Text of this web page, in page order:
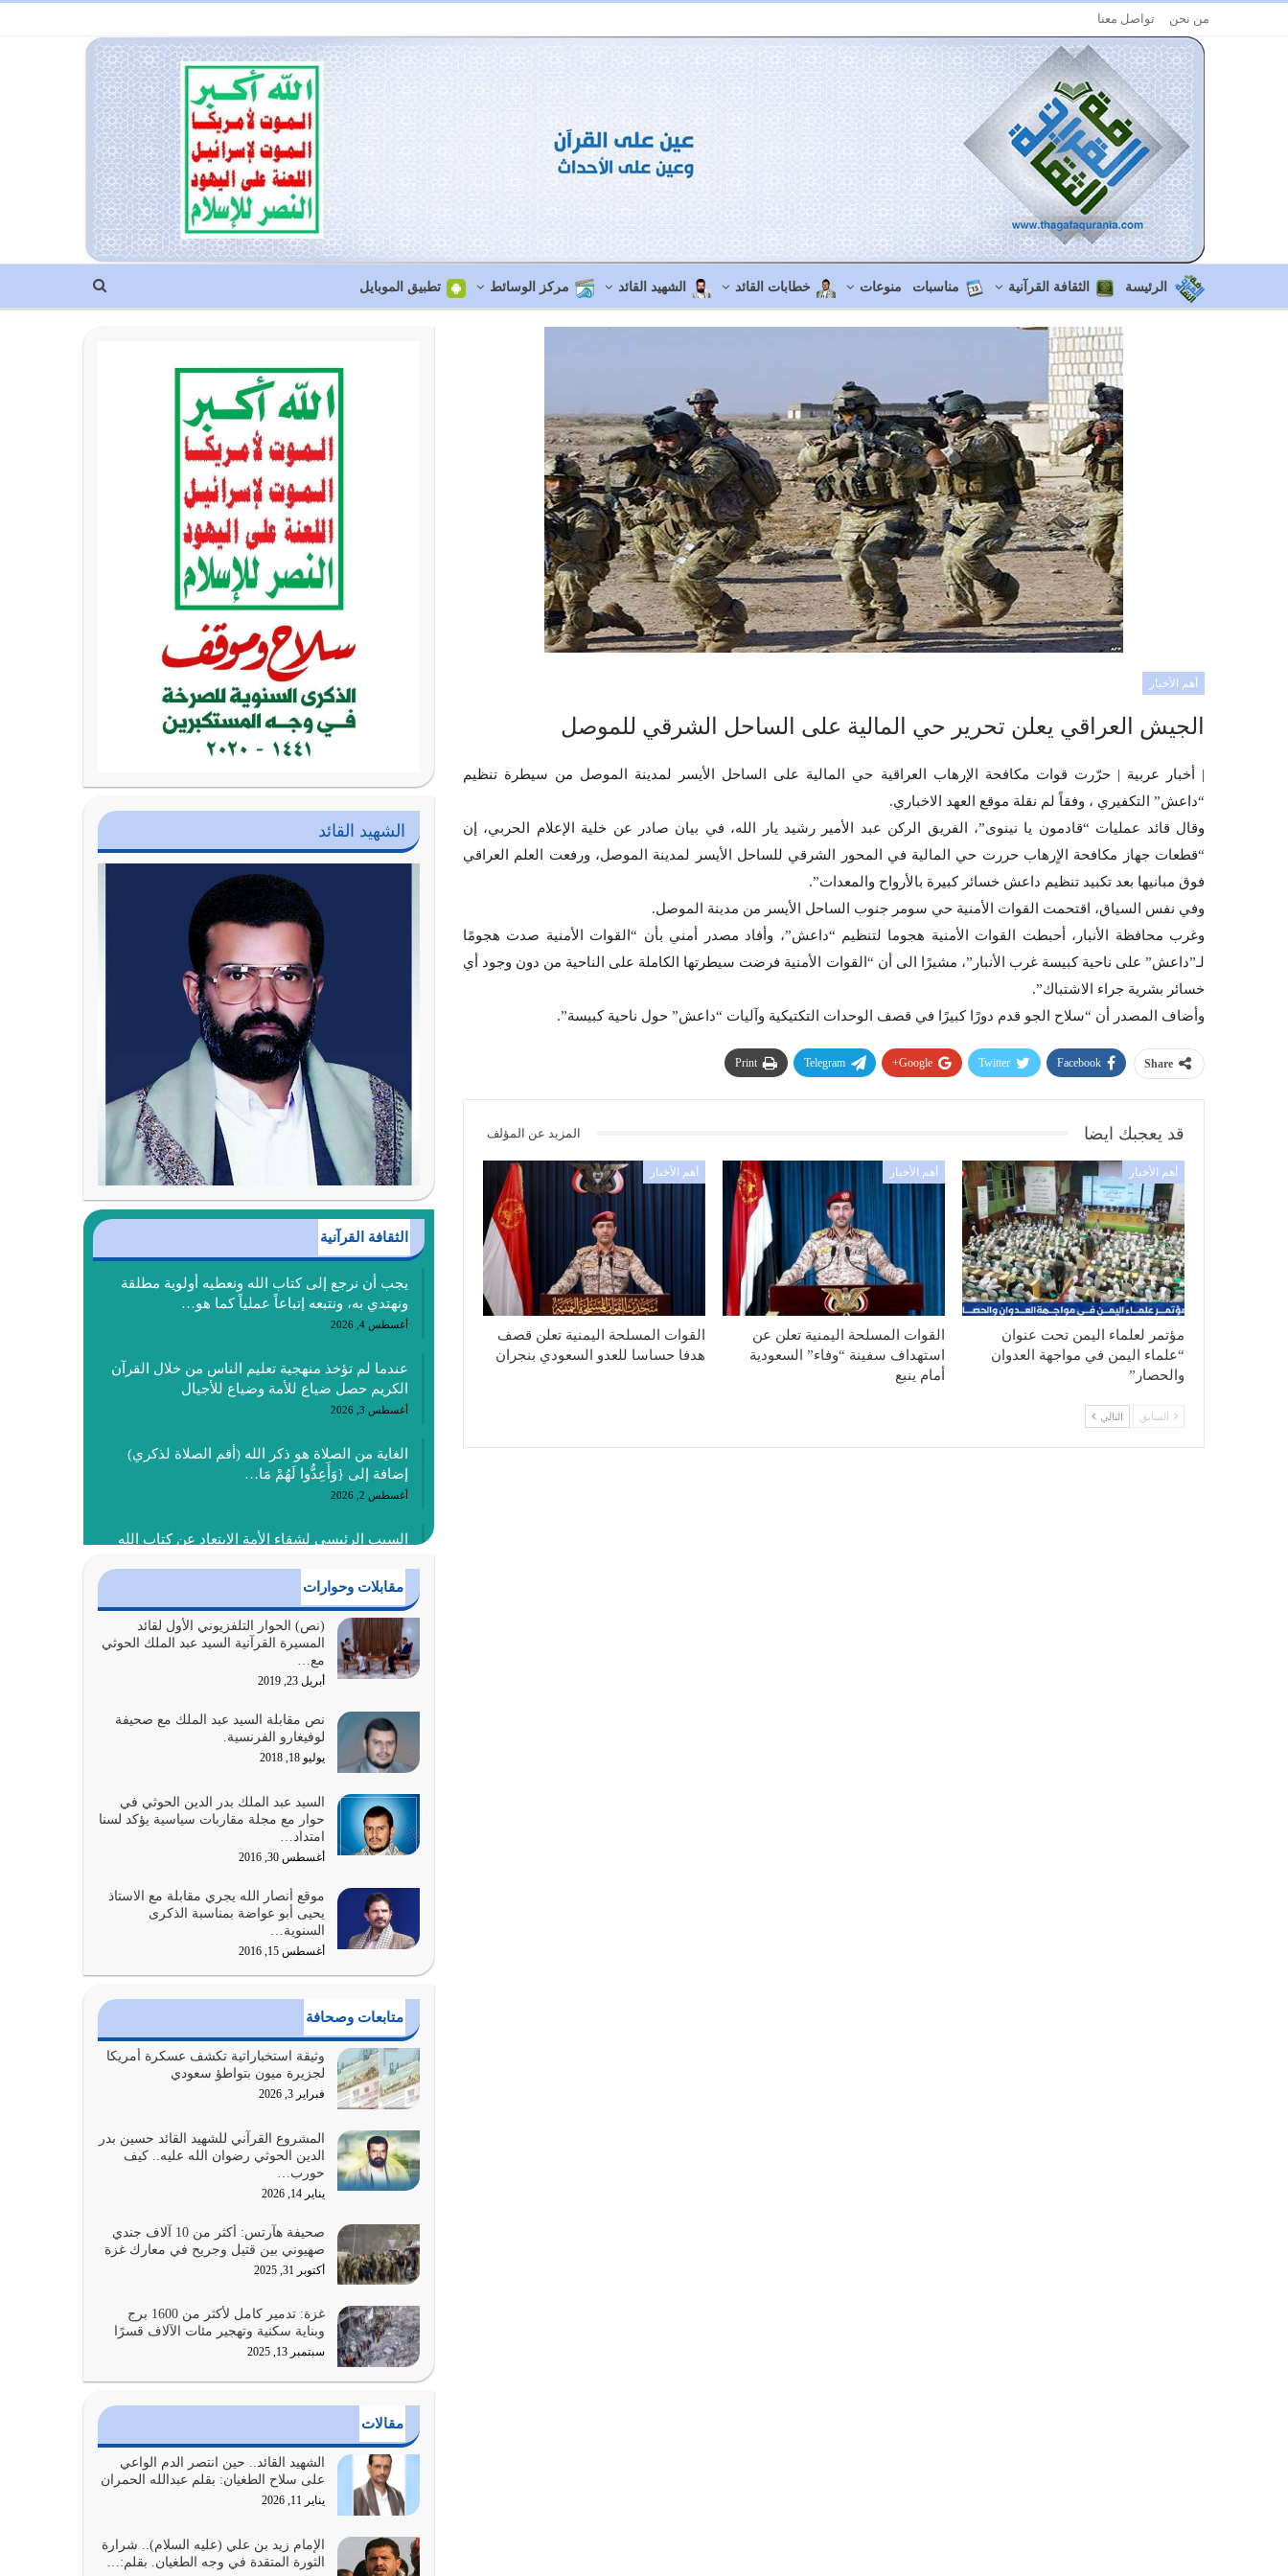
من نحن تواصل معنا
الرئيسة الثقافة القرآنية مناسبات منوعات خطابات القائد الشهيد القائد مركز الوسائط تطبيق الموبايل
أهم الأخبار
الجيش العراقي يعلن تحرير حي المالية على الساحل الشرقي للموصل
| أخبار عربية | حرّرت قوات مكافحة الإرهاب العراقية حي المالية على الساحل الأيسر لمدينة الموصل من سيطرة تنظيم
“داعش” التكفيري ، وفقاً لم نقلة موقع العهد الاخباري.
وقال قائد عمليات “قادمون يا نينوى”، الفريق الركن عبد الأمير رشيد يار الله، في بيان صادر عن خلية الإعلام الحربي، إن
“قطعات جهاز مكافحة الاٍرهاب حررت حي المالية في المحور الشرقي للساحل الأيسر لمدينة الموصل، ورفعت العلم العراقي
فوق مبانيها بعد تكبيد تنظيم داعش خسائر كبيرة بالأرواح والمعدات”.
وفي نفس السياق، اقتحمت القوات الأمنية حي سومر جنوب الساحل الأيسر من مدينة الموصل.
وغرب محافظة الأنبار، أحبطت القوات الأمنية هجوما لتنظيم “داعش”، وأفاد مصدر أمني بأن “القوات الأمنية صدت هجومًا
لـ”داعش” على ناحية كبيسة غرب الأنبار”، مشيرًا الى أن “القوات الأمنية فرضت سيطرتها الكاملة على الناحية من دون وجود أي
خسائر بشرية جراء الاشتباك”.
وأضاف المصدر أن “سلاح الجو قدم دورًا كبيرًا في قصف الوحدات التكتيكية وآليات “داعش” حول ناحية كبيسة”.
Share
Facebook
Twitter
Google+
Telegram
Print
قد يعجبك ايضا المزيد عن المؤلف
أهم الأخبار
مؤتمر لعلماء اليمن تحت عنوان
“علماء اليمن في مواجهة العدوان
والحصار”
أهم الأخبار
القوات المسلحة اليمنية تعلن عن
استهداف سفينة “وفاء” السعودية
أمام ينبع
أهم الأخبار
القوات المسلحة اليمنية تعلن قصف
هدفا حساسا للعدو السعودي بنجران
السابق التالي
الشهيد القائد
الثقافة القرآنية
يجب أن نرجع إلى كتاب الله ونعطيه أولوية مطلقة
ونهتدي به، ونتبعه إتباعاً عملياً كما هو…
أغسطس 4, 2026
عندما لم تؤخذ منهجية تعليم الناس من خلال القرآن
الكريم حصل ضياع للأمة وضياع للأجيال
أغسطس 3, 2026
الغاية من الصلاة هو ذكر الله (أقم الصلاة لذكري)
إضافة إلى {وَأَعِدُّوا لَهُمْ مَا…
أغسطس 2, 2026
السبب الرئيسي لشقاء الأمة الابتعاد عن كتاب الله
أغسطس 1, 2026
أبرز أسباب الشقاء هو الإعراض عن ذكر الله وعن هدى
الله المتمثل في القرآن الكريم
يوليو 31, 2026
أولياء الشيطان كلما كانوا أكثر ولاءً وطاعة للشيطان
كلما كانوا أكثر ضعفاً
يوليو 30, 2026
وعد الله تعالى من يُقتل في سبيله بالحياة الأبدية
والرزق والاستبشار والنجاة والخلود في…
يوليو 29, 2026
سيرته معرفة شخصيته معرفة عظمته
يوليو 28, 2026
عندما يكون عدوك هو عدو الله معناه أن تكون نقاط
الضعف فيه كثيرة وسينصرك الله عليه إذا…
يوليو 26, 2026
أراد الله لهذه الأمة ان تكون خير امة أخرجت للناس
بالنهوض بالأمر بالمعروف والنهي عن…
يوليو 25, 2026
الدين الذي شرعه الله لا يجوز أن يخضع لآرائنا وأهوائنا
واجتهاداتنا لأننا سنختلف ونتفرق
يوليو 24, 2026
أي أمة تتفرق في الدين وتتفرق في كيانها معناه أنها
أصبحت أمة عاجزة عن النهوض…
يوليو 23, 2026
المُلك كله لله تعالى يؤتيه من يشاء وينزعه ممن يشاء
ويعز من يشاء ويذل من يشاء
يوليو 21, 2026
{إِنَّ الدِّينَ عِنْدَ اللَّهِ الْإسْلامُ} الدين الذي شرعه الله
مقابلات وحوارات
(نص) الحوار التلفزيوني الأول لقائد
المسيرة القرآنية السيد عبد الملك الحوثي
مع…
أبريل 23, 2019
نص مقابلة السيد عبد الملك مع صحيفة
لوفيغارو الفرنسية.
يوليو 18, 2018
السيد عبد الملك بدر الدين الحوثي في
حوار مع مجلة مقاربات سياسية يؤكد لسنا
امتداد…
أغسطس 30, 2016
موقع أنصار الله يجري مقابلة مع الاستاذ
يحيى أبو عواضة بمناسبة الذكرى
السنوية…
أغسطس 15, 2016
متابعات وصحافة
وثيقة استخباراتية تكشف عسكرة أمريكا
لجزيرة ميون بتواطؤ سعودي
فبراير 3, 2026
المشروع القرآني للشهيد القائد حسين بدر
الدين الحوثي رضوان الله عليه.. كيف
حورب…
يناير 14, 2026
صحيفة هآرتس: أكثر من 10 آلاف جندي
صهيوني بين قتيل وجريح في معارك غزة
أكتوبر 31, 2025
غزة: تدمير كامل لأكثر من 1600 برج
وبناية سكنية وتهجير مئات الآلاف قسرًا
سبتمبر 13, 2025
مقالات
الشهيد القائد.. حين انتصر الدم الواعي
على سلاح الطغيان: بقلم عبدالله الحمران
يناير 11, 2026
الإمام زيد بن علي (عليه السلام).. شرارة
الثورة المتقدة في وجه الطغيان. بقلم:…